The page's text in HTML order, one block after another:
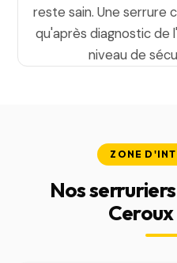
reste sain. Une serrure
qu'après diagnostic de
niveau de
ZONE
Nos